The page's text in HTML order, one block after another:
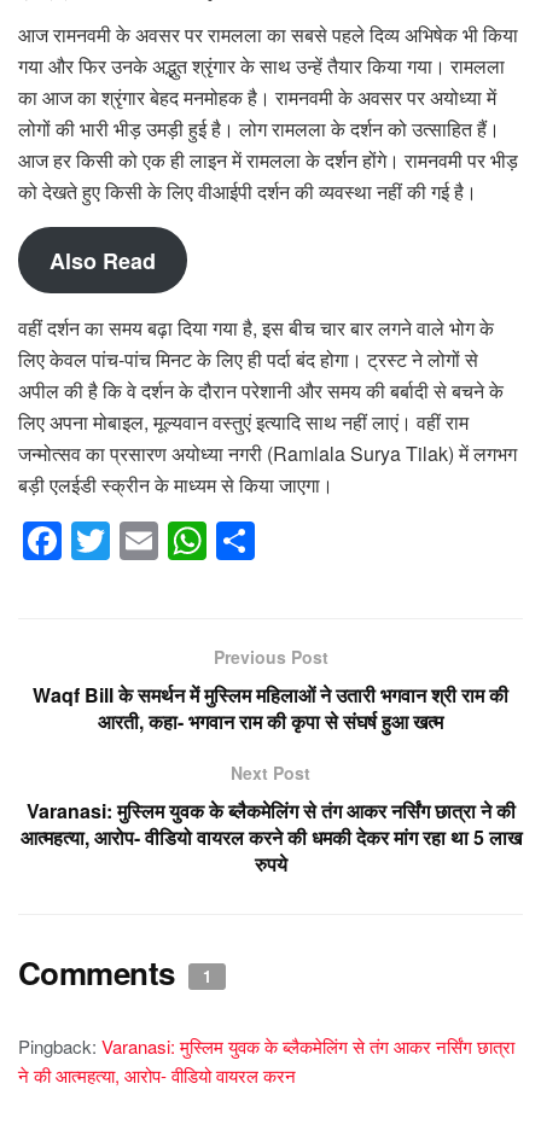
आज रामनवमी के अवसर पर रामलला का सबसे पहले दिव्य अभिषेक भी किया
गया और फिर उनके अद्भुत श्रृंगार के साथ उन्हें तैयार किया गया। रामलला
का आज का श्रृंगार बेहद मनमोहक है। रामनवमी के अवसर पर अयोध्या में
लोगों की भारी भीड़ उमड़ी हुई है। लोग रामलला के दर्शन को उत्साहित हैं।
आज हर किसी को एक ही लाइन में रामलला के दर्शन होंगे। रामनवमी पर भीड़
को देखते हुए किसी के लिए वीआईपी दर्शन की व्यवस्था नहीं की गई है।
Also Read
वहीं दर्शन का समय बढ़ा दिया गया है, इस बीच चार बार लगने वाले भोग के
लिए केवल पांच-पांच मिनट के लिए ही पर्दा बंद होगा। ट्रस्ट ने लोगों से
अपील की है कि वे दर्शन के दौरान परेशानी और समय की बर्बादी से बचने के
लिए अपना मोबाइल, मूल्यवान वस्तुएं इत्यादि साथ नहीं लाएं। वहीं राम
जन्मोत्सव का प्रसारण अयोध्या नगरी (Ramlala Surya Tilak) में लगभग
बड़ी एलईडी स्क्रीन के माध्यम से किया जाएगा।
F
a
b
k
T
wi
E
m
W
h
s
A
p
e
Previous Post
Waqf Bill के समर्थन में मुस्लिम महिलाओं ने उतारी भगवान श्री राम की
आरती, कहा- भगवान राम की कृपा से संघर्ष हुआ खत्म
Next Post
Varanasi: मुस्लिम युवक के ब्लैकमेलिंग से तंग आकर नर्सिंग छात्रा ने की
आत्महत्या, आरोप- वीडियो वायरल करने की धमकी देकर मांग रहा था 5 लाख
रुपये
Comments 1
Pingback: Varanasi: मुस्लिम युवक के ब्लैकमेलिंग से तंग आकर नर्सिंग छात्रा
ने की आत्महत्या, आरोप- वीडियो वायरल करन